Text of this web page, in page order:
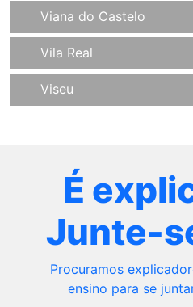
Viana do Castelo
Vila Real
Viseu
É
Junte-
Procuramos
ensino para se